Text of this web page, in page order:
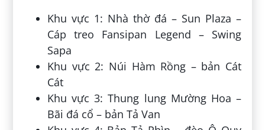
Khu vực 1: Nhà thờ đá – Sun Plaza –
Cáp treo Fansipan Legend – Swing
Sapa
Khu vực 2: Núi Hàm Rồng – bản Cát
Cát
Khu vực 3: Thung lung Mường Hoa –
Bãi đá cổ – bản Tả Van